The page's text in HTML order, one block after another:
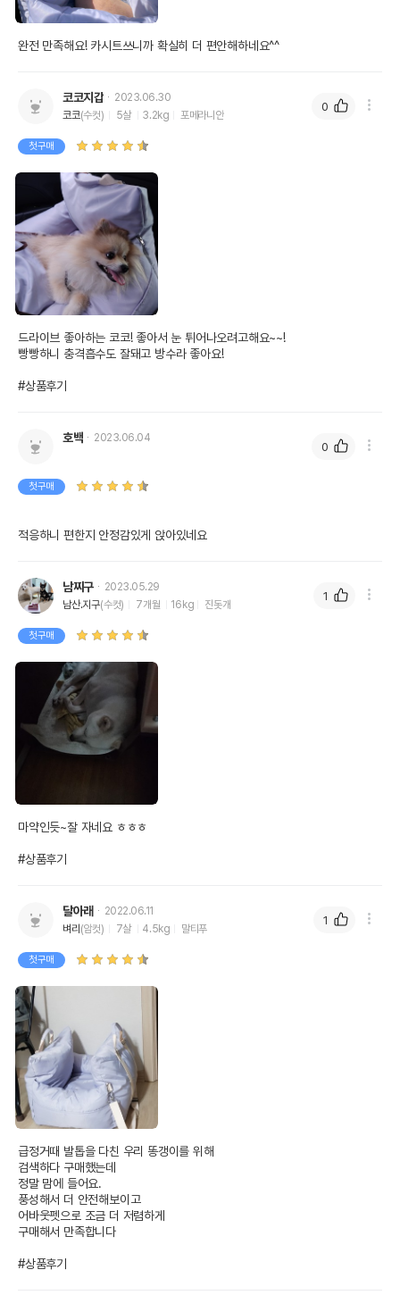
완전 만족해요! 카시트쓰니까 확실히 더 편안해하네요^^
코코지갑
2023.06.30
코코(수컷) 5살 3.2kg 포메라니안
첫구매
드라이브 좋아하는 코코! 좋아서 눈 튀어나오려고해요~~!
빵빵하니 충격흡수도 잘돼고 방수라 좋아요!
#상품후기
0
호백 2023.06.04
첫구매
적응하니 편한지 안정감있게 앉아있네요
0
남찌구
2023.05.29
남산.지구(수컷) 7개월 16kg 진돗개
첫구매
마약인듯~잘 자네요 ㅎㅎㅎ
#상품후기
1
달아래
2022.06.11
벼리 (암컷) 7살 4.5kg 말티푸
첫구매
급정거때 발톱을 다친 우리 똥갱이를 위해
검색하다 구매했는데
정말 맘에 들어요.
풍성해서 더 안전해보이고
어바웃펫으로 조금 더 저렴하게
구매해서 만족합니다
#상품후기
1